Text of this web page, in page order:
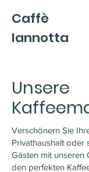
Caffè
Iannotta
Unsere
Verschönern Sie
Privathaushalt oder
Gästen mit unseren
den perfekten